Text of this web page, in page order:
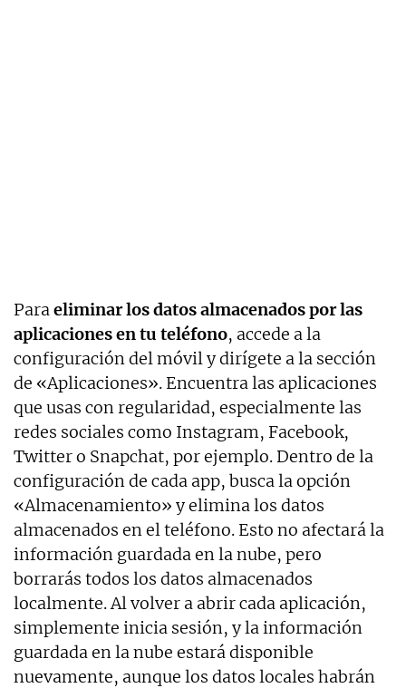
Paraeliminar los datos almacenados por las
aplicaciones en tu teléfono, accede a la
configuración del móvil y dirígete a la sección
de «Aplicaciones». Encuentra las aplicaciones
que usas con regularidad, especialmente las
redes sociales como Instagram, Facebook,
Twitter o Snapchat, por ejemplo. Dentro de la
configuración de cada app, busca la opción
«Almacenamiento» y elimina los datos
almacenados en el teléfono. Esto no afectará la
información guardada en la nube, pero
borrarás todos los datos almacenados
localmente. Al volver a abrir cada aplicación,
simplemente inicia sesión, y la información
guardada en la nube estará disponible
nuevamente, aunque los datos locales habrán